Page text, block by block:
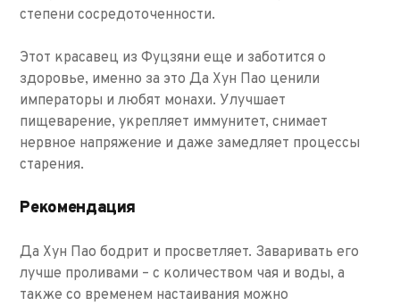
степени сосредоточенности.
Этот красавец из Фуцзяни еще и заботится о
здоровье, именно за это Да Хун Пао ценили
императоры и любят монахи. Улучшает
пищеварение, укрепляет иммунитет, снимает
нервное напряжение и даже замедляет процессы
старения.
Рекомендация
Да Хун Пао бодрит и просветляет. Заваривать его
лучше проливами – с количеством чая и воды, а
также со временем настаивания можно